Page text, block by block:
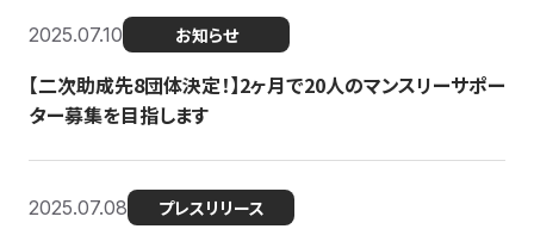
2025.07.10 お知らせ
【二次助成先8団体決定！】2ヶ月で20人のマンスリーサポー
ター募集を目指します
2025.07.08 プレスリリース